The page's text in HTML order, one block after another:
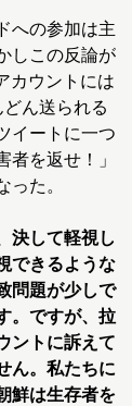
への参加は主
しこの反論が
カウントには
ん送られる
イートに一つ
者を返せ！」
った。
決して軽視し
できるような
問題が少しで
。ですが、拉
ントに訴えて
ん。私たちに
鮮は生存者を